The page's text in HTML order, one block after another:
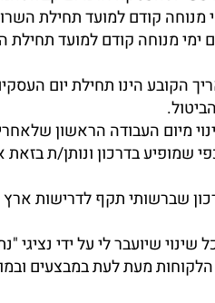
מועד ביטול העסקה חל בתוך 7 ימים שאינם ימי מנוחה
קודם למועד תחילת השרות במכר רגיל ו-14 ימים שאינם ימי
הקובע הינו תחילת יום
מיום העבודה הראשון
שמופיע בדרכון ונותן/ת
שברשותי תקף לדרישות ארץ
מעת לעת במבצעים